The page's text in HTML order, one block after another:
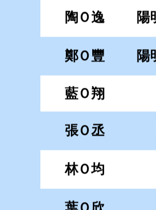
張Ｏ丞
林Ｏ均
葉Ｏ欣
連Ｏ涵
胡Ｏ揚
朱Ｏ潔